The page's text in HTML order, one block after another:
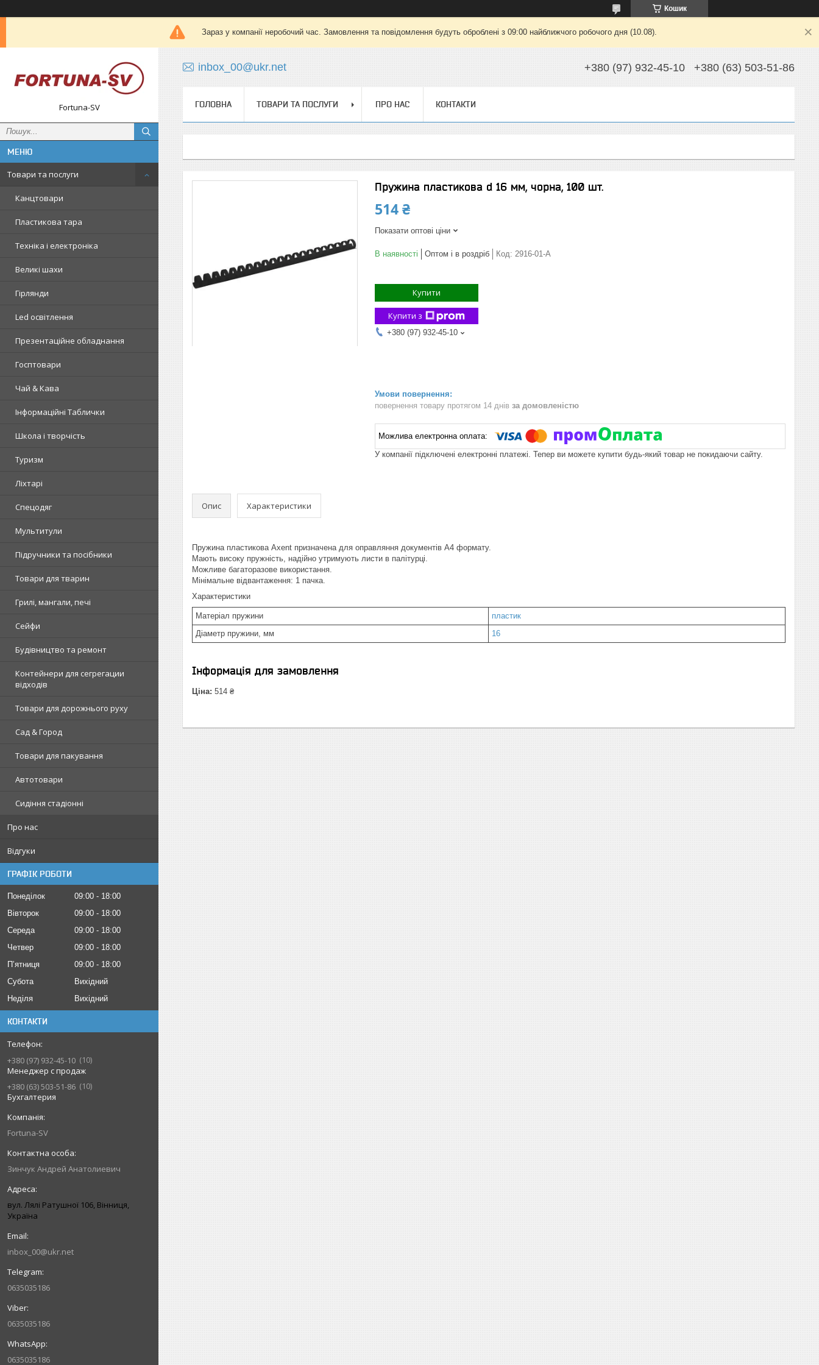
Кошик
Зараз у компанії неробочий час. Замовлення та повідомлення будуть оброблені з 09:00 найближчого робочого дня (10.08).
Fortuna-SV
Товари та послуги
Канцтовари
Пластикова тара
Техніка і електроніка
Великі шахи
Гірлянди
Led освітлення
Презентаційне обладнання
Госптовари
Чай & Кава
Інформаційні Таблички
Школа і творчість
Туризм
Ліхтарі
Спецодяг
Мультитули
Підручники та посібники
Товари для тварин
Грилі, мангали, печі
Сейфи
Будівництво та ремонт
Контейнери для сегрегации
відходів
Товари для дорожнього руху
Сад & Город
Товари для пакування
Автотовари
Сидіння стадіонні
Про нас
Відгуки
ГРАФІК РОБОТИ
Понеділок 09:00
18:00
Вівторок
09:00
18:00
Середа
09:00
18:00
Четвер
09:00
18:00
Пʼятниця
09:00
18:00
Субота
Вихідний
Неділя
Вихідний
КОНТАКТИ
+380 (97) 932-45-10
10
Менеджер с продаж
+380 (63) 503-51-86
10
Бухгалтерия
Fortuna-SV
Зинчук Андрей Анатолиевич
вул. Лялі Ратушної 106, Вінниця,
Україна
inbox_00@ukr.net
0635035186
0635035186
0635035186
inbox_00@ukr.net +380 (97) 932-45-10 +380 (63) 503-51-86
ГОЛОВНА ТОВАРИ ТА ПОСЛУГИ ПРО НАС КОНТАКТИ
Пружина пластикова d 16 мм, чорна, 100 шт.
514 ₴
Показати оптові ціни
В наявності Оптом і в роздріб Код: 2916-01-A
Купити
Купити з
+380 (97) 932-45-10
повернення товару протягом 14 днів за домовленістю
У компанії підключені електронні платежі. Тепер ви можете купити будь-який товар не покидаючи сайту.
Опис Характеристики
Пружина пластикова Axent призначена для оправляння документів А4 формату.
Мають високу пружність, надійно утримують листи в палітурці.
Можливе багаторазове використання.
Мінімальне відвантаження: 1 пачка.
Характеристики
Матеріал пружини
пластик
Діаметр пружини, мм
16
Інформація для замовлення
Ціна: 514 ₴